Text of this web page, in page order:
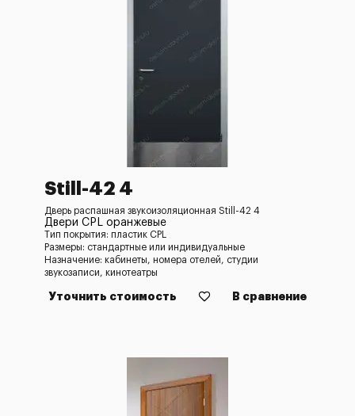
Still-42 4
Дверь распашная звукоизоляционная Still-42 4
Двери CPL оранжевые
Тип покрытия: пластик CPL
Размеры: стандартные или индивидуальные
Назначение: кабинеты, номера отелей, студии
звукозаписи, кинотеатры
Уточнить стоимость В сравнение